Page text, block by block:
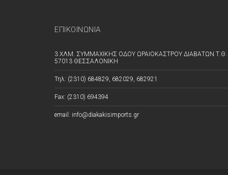
ΕΠΙΚΟΙΝΩΝΊΑ
3 ΧΛΜ. ΣΥΜΜΑΧΙΚΗΣ ΟΔΟΥ ΩΡΑΙΟΚΑΣΤΡΟΥ ΔΙΑΒΑΤΩΝ Τ.Θ.
57013 ΘΕΣΣΑΛΟΝΙΚΗ
Τηλ: (2310) 684829, 682029, 682921
Fax: (2310) 694394
email: info@diakakisimports.gr